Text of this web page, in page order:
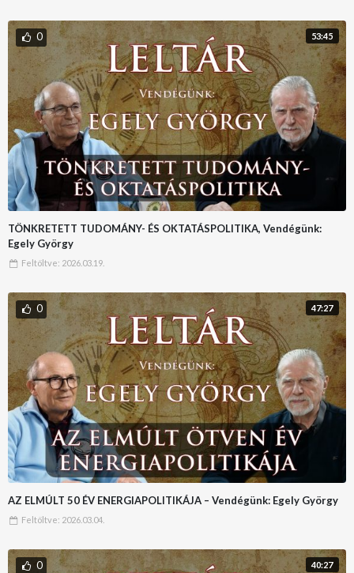
53:45
0
TÖNKRETETT TUDOMÁNY- ÉS OKTATÁSPOLITIKA, Vendégünk:
Egely György
Feltöltve: 2026.03.19.
47:27
0
AZ ELMÚLT 50 ÉV ENERGIAPOLITIKÁJA – Vendégünk: Egely György
Feltöltve: 2026.03.04.
40:27
0